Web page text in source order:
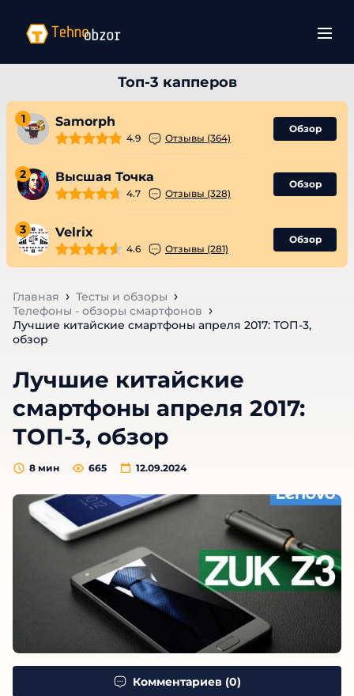
1 Samorph
4.9 Отзывы (364)
Обзор
2 Высшая Точка
4.7 Отзывы (328)
Обзор
3 Velrix
4.6 Отзывы (281)
Обзор
Главная
Тесты и обзоры
Телефоны - обзоры смартфонов
Лучшие китайские смартфоны апреля 2017: ТОП-3,
обзор
Лучшие китайские
смартфоны апреля 2017:
ТОП-3, обзор
12.09.2024
8 мин 665
Комментариев (0)